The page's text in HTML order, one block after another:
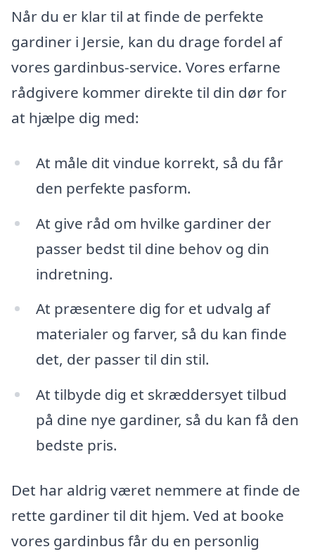
Når du er klar til at finde de perfekte
gardiner i Jersie, kan du drage fordel af
vores gardinbus-service. Vores erfarne
rådgivere kommer direkte til din dør for
at hjælpe dig med:
At måle dit vindue korrekt, så du får
den perfekte pasform.
At give råd om hvilke gardiner der
passer bedst til dine behov og din
indretning.
At præsentere dig for et udvalg af
materialer og farver, så du kan finde
det, der passer til din stil.
At tilbyde dig et skræddersyet tilbud
på dine nye gardiner, så du kan få den
bedste pris.
Det har aldrig været nemmere at finde de
rette gardiner til dit hjem. Ved at booke
vores gardinbus får du en personlig